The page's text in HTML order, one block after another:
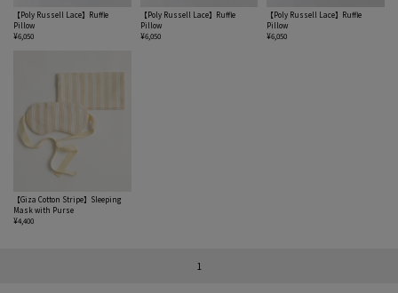
【Poly Russell Lace】Ruffle
Pillow
¥6,050
【Poly Russell Lace】Ruffle
Pillow
¥6,050
【Poly Russell Lace】Ruffle
Pillow
¥6,050
【Giza Cotton Stripe】Sleeping
Mask with Purse
¥4,400
1